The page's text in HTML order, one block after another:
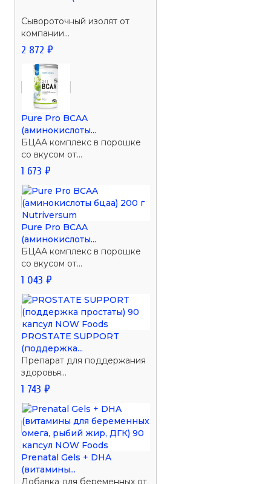
Сывороточный изолят от
компании...
2 872 ₽
Pure Pro BCAA
(аминокислоты...
БЦАА комплекс в порошке
со вкусом от...
1 673 ₽
Pure Pro BCAA
(аминокислоты...
БЦАА комплекс в порошке
со вкусом от...
1 043 ₽
PROSTATE SUPPORT
(поддержка...
Препарат для поддержания
здоровья...
1 743 ₽
Prenatal Gels + DHA
(витамины...
Добавка для беременных от